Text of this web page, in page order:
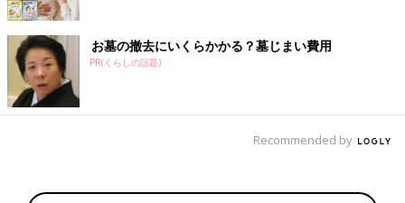
お墓の撤去にいくらかかる？墓じまい費用
PR(くらしの話題)
Recommended by